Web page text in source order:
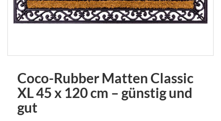
Coco-Rubber Matten Classic
XL 45 x 120 cm – günstig und
gut